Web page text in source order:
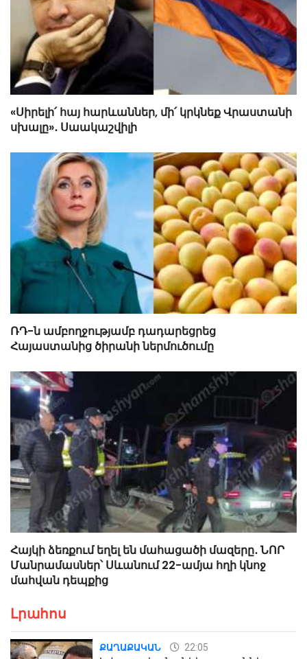
«Սիրելի՛ հայ հարևաններ, մի՛ կրկնեք Վրաստանի
սխալը»․ Սաակաշվիլի
ՌԴ-ն ամբողջությամբ դադարեցրեց
Հայաստանից ծիրանի ներմուծումը
Հայկի ձեռքում եղել են մահացածի մազերը․ ՆՈՐ
Մանրամասներ՝ Սևանում 22-ամյա հղի կնոջ
մահվան դեպքից
Լրահոս
ՔԱՂԱՔԱԿԱՆ 22:05